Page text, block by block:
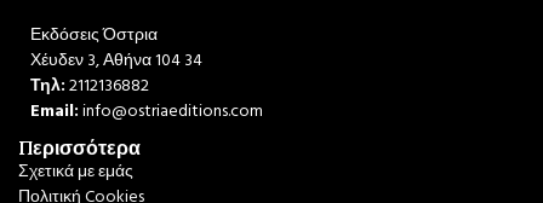
Εκδόσεις Όστρια
Χέυδεν 3, Αθήνα 104 34
Τηλ:2112136882
Email:info@ostriaeditions.com
Περισσότερα
Σχετικά με εμάς
Πολιτική Cookies